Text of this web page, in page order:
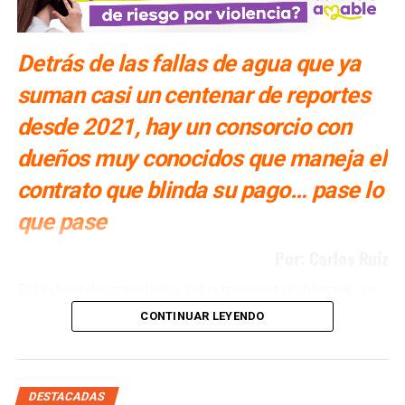
Detrás de las fallas de agua que ya
suman casi un centenar de reportes
desde 2021, hay un consorcio con
dueños muy conocidos que maneja el
contrato que blinda su pago… pase lo
que pase
ha tenido San Luis Potosí con la Presa El Realito, un
proyecto diseñado para surtir de agua a alrededor de 46
colonias de la Zona Metropolitana potosina, pero que tan
ocasiones. Múltiples veces se ha propuesto retirarle la
CONTINUAR LEYENDO
DESTACADAS